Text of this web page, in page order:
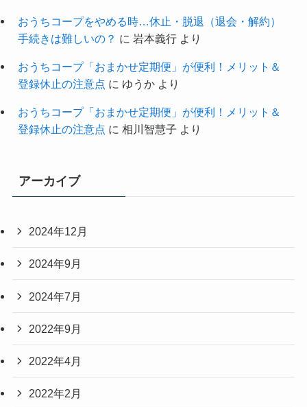
おうちコープをやめる時…休止・脱退（退会・解約）
手続きは難しいの？ に 岩本義行より
おうちコープ「おまかせ定期便」が便利！メリット＆
登録休止の注意点 に ゆうかより
おうちコープ「おまかせ定期便」が便利！メリット＆
登録休止の注意点 に 相川智慧子 より
アーカイブ
2024年12月
2024年9月
2024年7月
2022年9月
2022年4月
2022年2月